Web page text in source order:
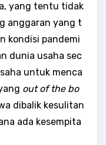
yang tentu tidak
anggaran yang t
kondisi pandemi
dunia usaha sec
untuk menca
out of the bo
dibalik kesulitan
ada kesempita